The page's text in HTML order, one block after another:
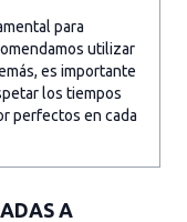
para
utilizar
es importante
los tiempos
perfectos en cada
A